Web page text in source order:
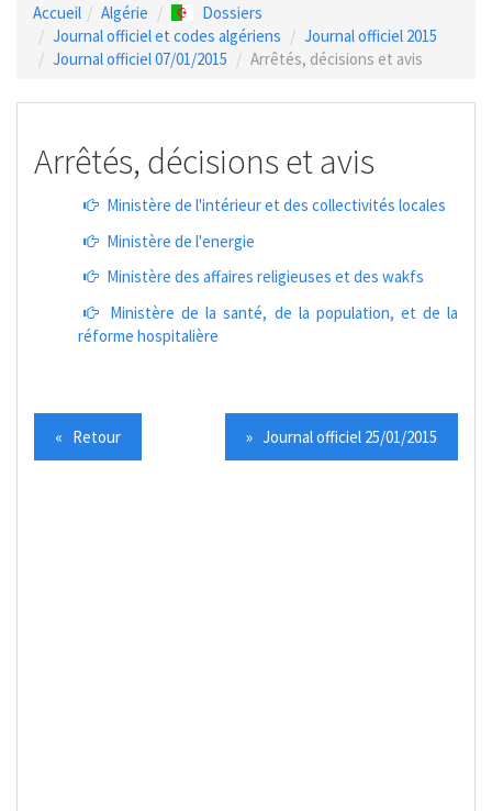
Accueil Algérie
Dossiers
Journal officiel et codes algériens
Journal officiel 2015
Journal officiel 07/01/2015
Arrêtés, décisions et avis
Arrêtés, décisions et avis
Ministère de l'intérieur et des collectivités locales
Ministère de l'energie
Ministère des affaires religieuses et des wakfs
Ministère de la santé, de la population, et de la
réforme hospitalière
« Retour » Journal officiel 25/01/2015